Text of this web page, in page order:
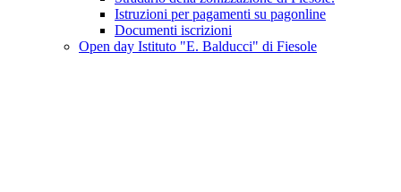
Istruzioni per pagamenti su pagonline
Documenti iscrizioni
Open day Istituto "E. Balducci" di Fiesole